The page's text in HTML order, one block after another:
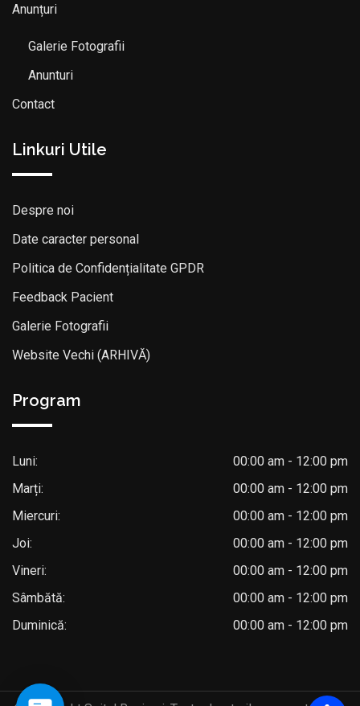
Anunțuri
Galerie Fotografii
Anunturi
Contact
Linkuri Utile
Despre noi
Date caracter personal
Politica de Confidențialitate GPDR
Feedback Pacient
Galerie Fotografii
Website Vechi (ARHIVĂ)
Program
Luni:
00:00 am - 12:00 pm
Marți:
00:00 am - 12:00 pm
Miercuri:
00:00 am - 12:00 pm
Joi:
00:00 am - 12:00 pm
Vineri:
00:00 am - 12:00 pm
Sâmbătă:
00:00 am - 12:00 pm
Duminică:
00:00 am - 12:00 pm